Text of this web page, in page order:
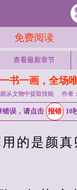
免费阅读
查看最新章节
书一画，全场
从文物中提取技能 作者
错误，请点击 报错 10